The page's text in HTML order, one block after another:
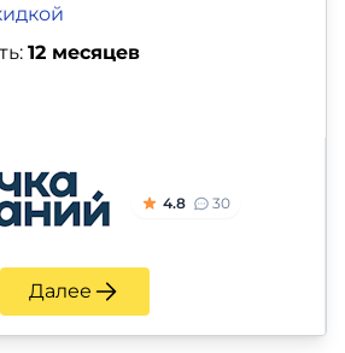
12 месяцев
4.8 30
Далее